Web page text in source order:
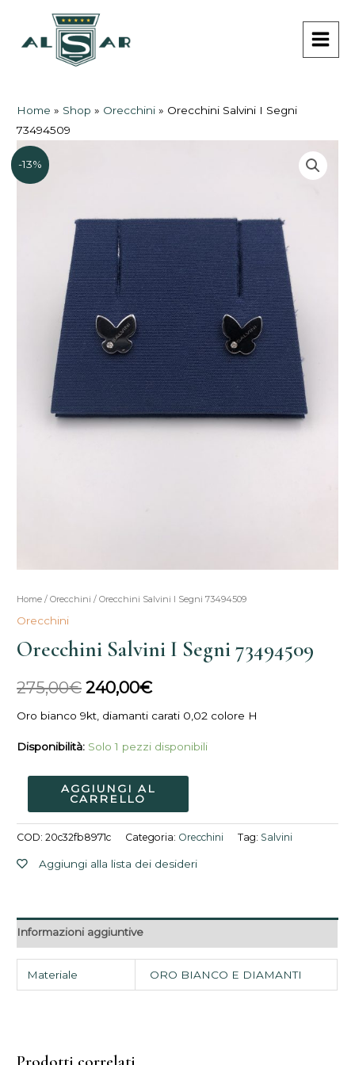
contenuto
Home » Shop » Orecchini » Orecchini Salvini I Segni
73494509
-13%
Home /Orecchini / Orecchini Salvini I Segni 73494509
Orecchini
Orecchini Salvini I Segni 73494509
275,00€
Il
prezzo
era:
275,00€.
240,00€
Il
attuale
è:
240,00€.
Oro bianco 9kt, diamanti carati 0,02 colore H
Disponibilità: Solo 1 pezzi disponibili
Orecchini
Salvini
Segni
73494509
quantità
AGGIUNGI AL
CARRELLO
COD:20c32fb8971c Categoria: Orecchini Tag: Salvini
Aggiungi alla lista dei desideri
Informazioni aggiuntive
Materiale ORO BIANCO E DIAMANTI